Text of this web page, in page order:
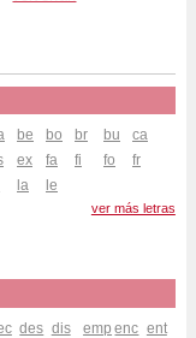
be bo br bu
ca
ex fa fi fo
fr
la le
ver más letras
des dis emp enc ent